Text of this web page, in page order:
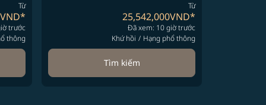
Từ
*
trước
thông
Từ
25,542,000VND*
Đã xem: 10 giờ trước
Khứ hồi / Hạng phổ thông
Tìm kiếm